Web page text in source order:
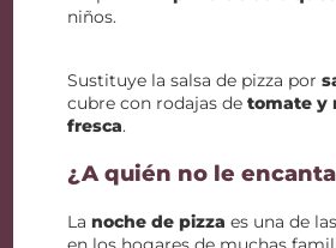
niños.
Sustituye la salsa de pizza por
cubre con rodajas detomate y
fresca.
¿A quién no le
Lanoche de pizza es una de